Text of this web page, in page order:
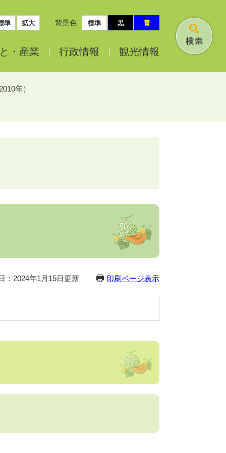
準 拡大 背景色 標準 黒 青
・ 産業 行政情報 観光情報
検
年）
：2024年1月15日更新 印刷ページ表示